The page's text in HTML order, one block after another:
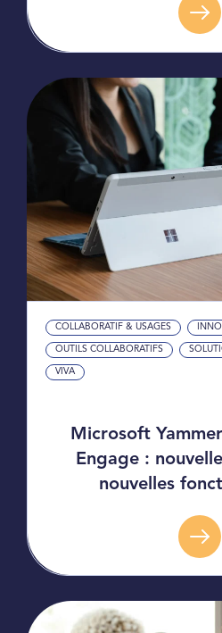
COLLABORATIF & USAGES
OUTILS COLLABORATIFS
VIVA
Microsoft
Engage :
nouvelles